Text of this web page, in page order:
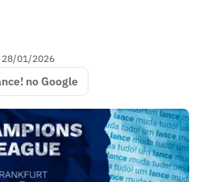
28/01/2026
no Google